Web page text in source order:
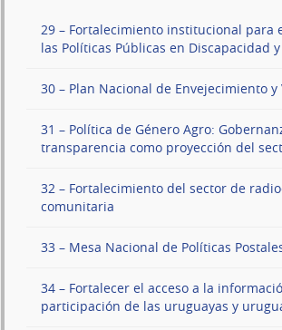
29 – Fortalecimiento institucional para
las Políticas Públicas en Discapacidad
30 – Plan Nacional de Envejecimiento y
31 – Política de Género Agro:
transparencia como proyección del
32 – Fortalecimiento del sector de
comunitaria
33 – Mesa Nacional de Políticas
34 – Fortalecer el acceso a la
participación de las uruguayas y